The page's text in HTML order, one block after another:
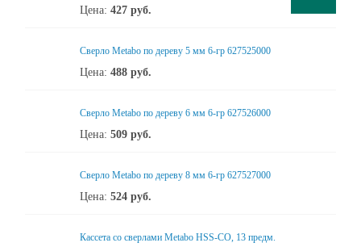
Цена: 427 руб.
Сверло Metabo по дереву 5 мм 6-гр 627525000
Цена: 488 руб.
Сверло Metabo по дереву 6 мм 6-гр 627526000
Цена: 509 руб.
Сверло Metabo по дереву 8 мм 6-гр 627527000
Цена: 524 руб.
Кассета со сверлами Metabo HSS-CO, 13 предм.